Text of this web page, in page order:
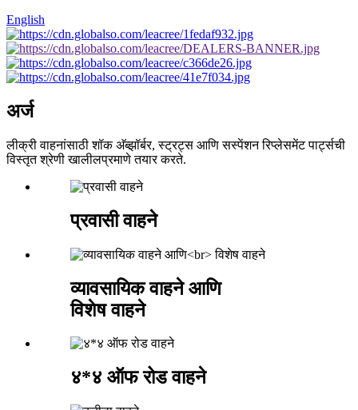
English
अर्ज
लीक्री वाहनांसाठी शॉक अ‍ॅब्झॉर्बर, स्ट्रट्स आणि सस्पेंशन रिप्लेसमेंट पार्ट्सची
विस्तृत श्रेणी खालीलप्रमाणे तयार करते.
प्रवासी वाहने
व्यावसायिक वाहने आणि
विशेष वाहने
४*४ ऑफ रोड वाहने